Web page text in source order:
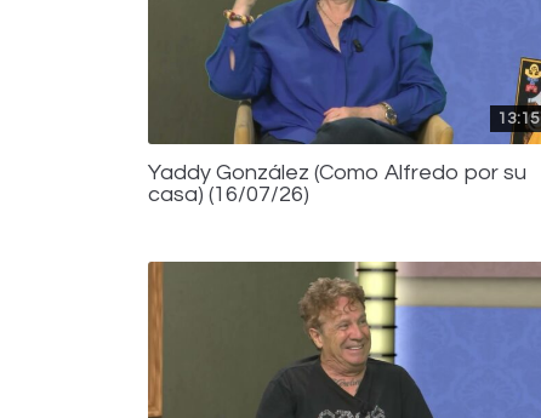
13:15
Yaddy González (Como Alfredo por su
casa) (16/07/26)